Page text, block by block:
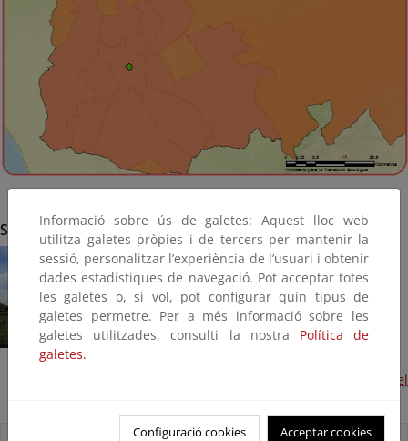
Sevilla
Sendero en la Corta de la Cartuja. Margen izquierda del
Informació sobre ús de galetes: Aquest lloc web
utilitza galetes pròpies i de tercers per mantenir la
sessió, personalitzar l’experiència de l’usuari i obtenir
dades estadístiques de navegació. Pot acceptar totes
les galetes o, si vol, pot configurar quin tipus de
galetes permetre. Per a més informació sobre les
galetes utilitzades, consulti la nostra Política de
galetes.
Configuració cookies Acceptar cookies